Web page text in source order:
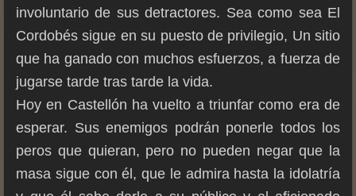
involuntario de sus detractores. Sea como sea El
Cordobés sigue en su puesto de privilegio, Un sitio
que ha ganado con muchos esfuerzos, a fuerza de
jugarse tarde tras tarde la vida.
Hoy en Castellón ha vuelto a triunfar como era de
esperar. Sus enemigos podrán ponerle todos los
peros que quieran, pero no pueden negar que la
masa sigue con él, que le admira hasta la idolatría